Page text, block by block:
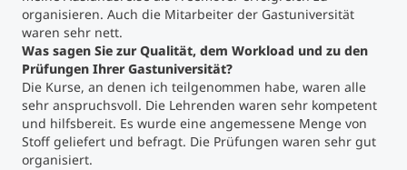
Studienberatung
Executive Education Finder
organisieren. Auch die Mitarbeiter der Gastuniversität
waren sehr nett.
Was sagen Sie zur Qualität, dem Workload und zu den
Prüfungen Ihrer Gastuniversität?
Die Kurse, an denen ich teilgenommen habe, waren alle
sehr anspruchsvoll. Die Lehrenden waren sehr kompetent
und hilfsbereit. Es wurde eine angemessene Menge von
Stoff geliefert und befragt. Die Prüfungen waren sehr gut
organisiert.